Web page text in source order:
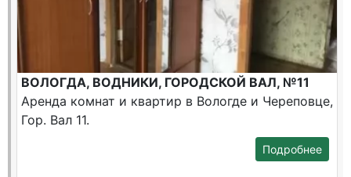
ВОЛОГДА, ВОДНИКИ, ГОРОДСКОЙ ВАЛ, №11
Аренда комнат и квартир в Вологде и Череповце,
Гор. Вал 11.
Подробнее